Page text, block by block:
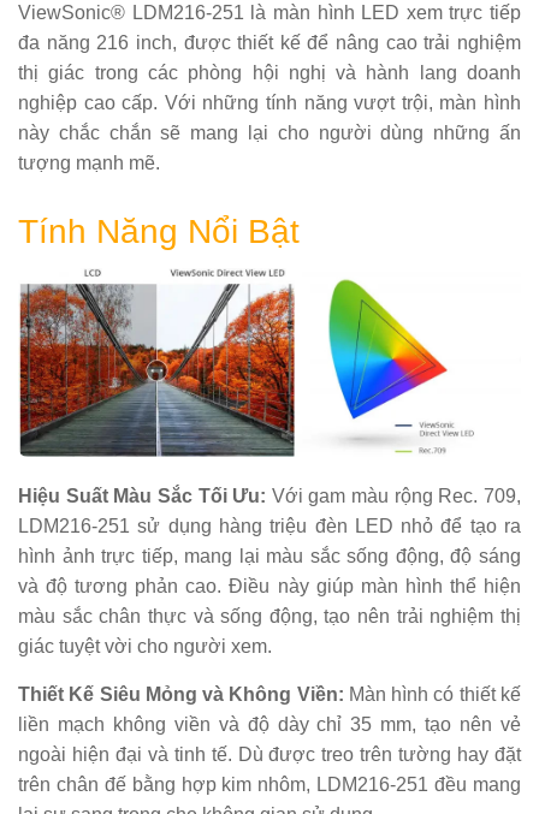
ViewSonic® LDM216-251 là màn hình LED xem trực tiếp
đa năng 216 inch, được thiết kế để nâng cao trải nghiệm
thị giác trong các phòng hội nghị và hành lang doanh
nghiệp cao cấp. Với những tính năng vượt trội, màn hình
này chắc chắn sẽ mang lại cho người dùng những ấn
tượng mạnh mẽ.
Tính Năng Nổi Bật
Hiệu Suất Màu Sắc Tối Ưu: Với gam màu rộng Rec. 709,
LDM216-251 sử dụng hàng triệu đèn LED nhỏ để tạo ra
hình ảnh trực tiếp, mang lại màu sắc sống động, độ sáng
và độ tương phản cao. Điều này giúp màn hình thể hiện
màu sắc chân thực và sống động, tạo nên trải nghiệm thị
giác tuyệt vời cho người xem.
Thiết Kế Siêu Mỏng và Không Viền: Màn hình có thiết kế
liền mạch không viền và độ dày chỉ 35 mm, tạo nên vẻ
ngoài hiện đại và tinh tế. Dù được treo trên tường hay đặt
trên chân đế bằng hợp kim nhôm, LDM216-251 đều mang